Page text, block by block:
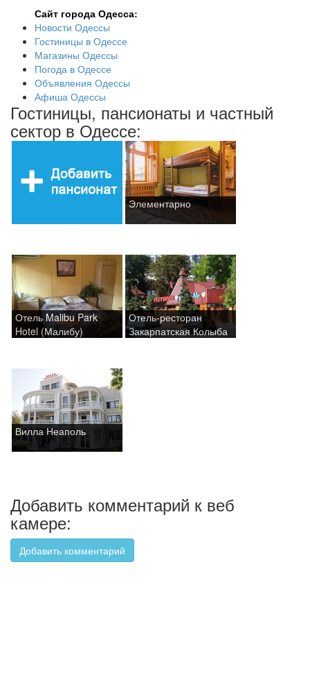
Сайт города Одесса:
Новости Одессы
Гостиницы в Одессе
Магазины Одессы
Погода в Одессе
Объявления Одессы
Афиша Одессы
Гостиницы, пансионаты и частный
сектор в Одессе:
Элементарно
Отель Malibu Park
Hotel (Малибу)
Отель-ресторан
Закарпатская Колыба
Вилла Неаполь
Добавить комментарий к веб
камере:
Добавить комментарий